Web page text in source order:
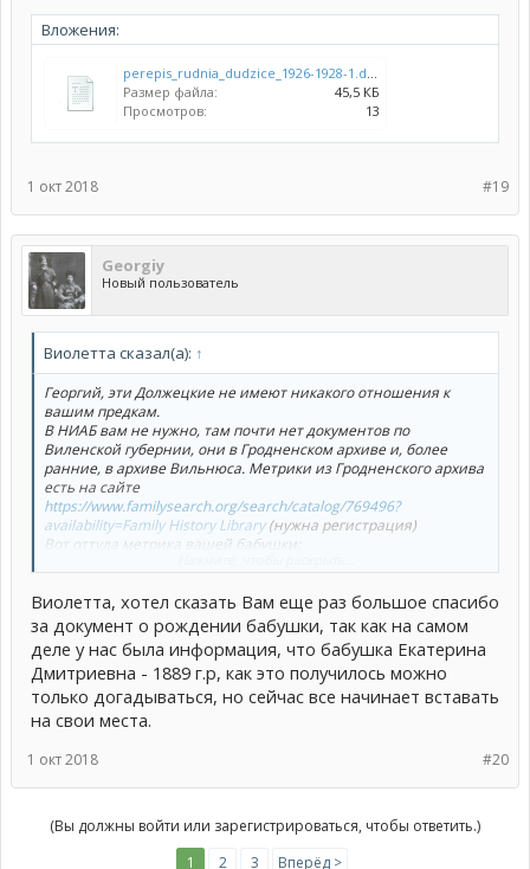
Вложения:
Размер файла:
45,5 КБ
Просмотров:
13
#19
1 окт 2018
Georgiy
Новый пользователь
Виолетта сказал(а): ↑
Георгий, эти Должецкие не имеют никакого отношения к
вашим предкам.
В НИАБ вам не нужно, там почти нет документов по
Виленской губернии, они в Гродненском архиве и, более
ранние, в архиве Вильнюса. Метрики из Гродненского архива
есть на сайте
https://www.familysearch.org/search/catalog/769496?
availability=Family History Library(нужна регистрация)
Вот оттуда метрика вашей бабушки:
Посмотреть вложение 2239
Если решите заниматься поисками и будут вопросы, всегда
рады помочь.
Виолетта, хотел сказать Вам еще раз большое спасибо
за документ о рождении бабушки, так как на самом
деле у нас была информация, что бабушка Екатерина
Дмитриевна - 1889 г.р, как это получилось можно
только догадываться, но сейчас все начинает вставать
на свои места.
#20
1 окт 2018
(Вы должны войти или зарегистрироваться, чтобы ответить.)
1
2 3 Вперёд >